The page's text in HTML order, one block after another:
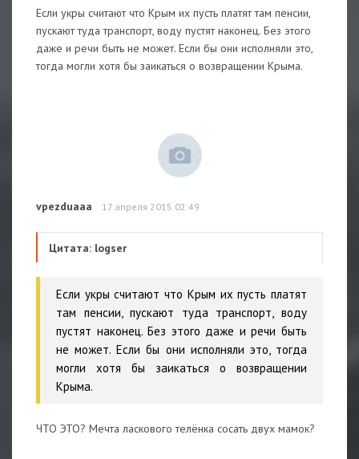
Если укры считают что Крым их пусть платят там пенсии,
пускают туда транспорт, воду пустят наконец. Без этого
даже и речи быть не может. Если бы они исполняли это,
тогда могли хотя бы заикаться о возвращении Крыма.
vpezduaaa 17 апреля 2015 02:49
Цитата: logser
Если укры считают что Крым их пусть платят
там пенсии, пускают туда транспорт, воду
пустят наконец. Без этого даже и речи быть
не может. Если бы они исполняли это, тогда
могли хотя бы заикаться о возвращении
Крыма.
ЧТО ЭТО? Мечта ласкового телёнка сосать двух мамок?